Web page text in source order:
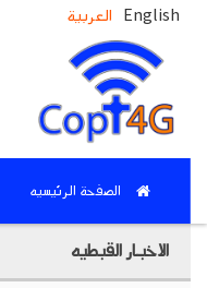
English العربية
الصفحة الرئيسيه
الاخبار القبطيه